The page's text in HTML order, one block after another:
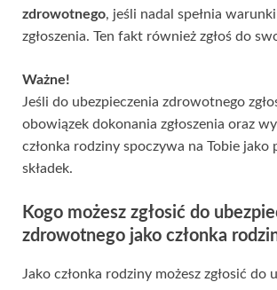
zdrowotnego, jeśli nadal spełnia
zgłoszenia. Ten fakt również zgłoś do
Ważne!
Jeśli do ubezpieczenia zdrowotnego
obowiązek dokonania zgłoszenia oraz
członka rodziny spoczywa na Tobie jako
składek.
Kogo możesz zgłosić do
zdrowotnego jako członka
Jako członka rodziny możesz zgłosić do